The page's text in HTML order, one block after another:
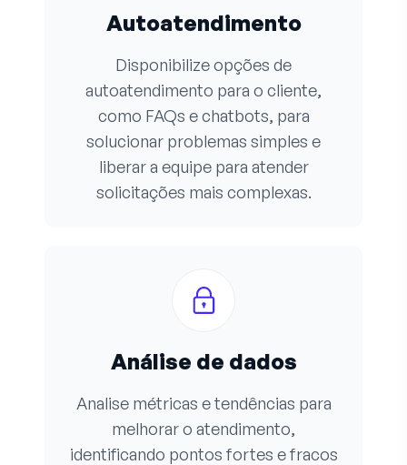
Autoatendimento
Disponibilize opções de
autoatendimento para o cliente,
como FAQs e chatbots, para
solucionar problemas simples e
liberar a equipe para atender
solicitações mais complexas.
Análise de dados
Analise métricas e tendências para
melhorar o atendimento,
identificando pontos fortes e fracos